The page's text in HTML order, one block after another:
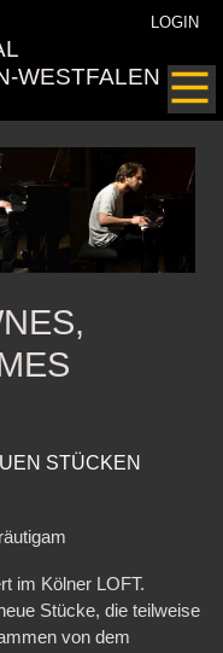
WESTFALEN
LOGIN
STÜCKEN
im Kölner LOFT.
Stücke, die teilweise
von dem